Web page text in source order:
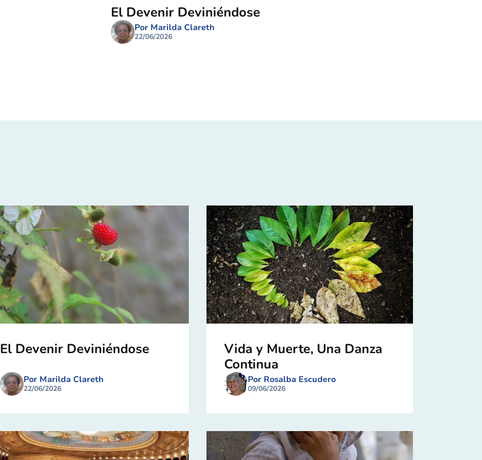
El Devenir Deviniéndose
Por Marilda Clareth
22/06/2026
El Devenir Deviniéndose
Por Marilda Clareth
22/06/2026
Vida y Muerte, Una Danza
Continua
Por Rosalba Escudero
09/06/2026